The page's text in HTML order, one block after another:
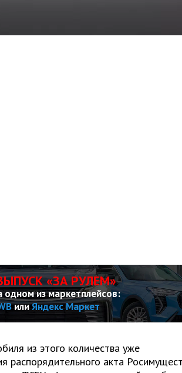
«ЗА РУЛЕМ»
одном из маркетплейсов:
илиЯндекс Маркет
из этого количества уже
распорядительного акта